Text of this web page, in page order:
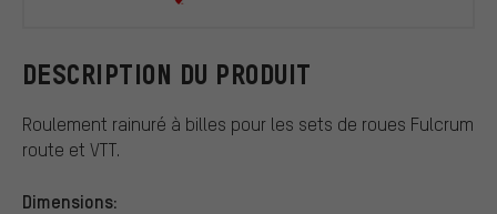
DESCRIPTION DU PRODUIT
Roulement rainuré à billes pour les sets de roues Fulcrum
route et VTT.
Dimensions: